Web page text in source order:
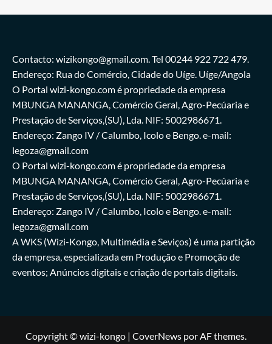
Contacto: wizikongo@gmail.com. Tel 00244 922 722 479.
Endereço: Rua do Comércio, Cidade do Uíge. Uíge/Angola
O Portal wizi-kongo.com é propriedade da empresa
MBUNGA MANANGA, Comércio Geral, Agro-Pecúaria e
Prestação de Serviços,(SU), Lda. NIF: 5002986671.
Endereço: Zango IV / Calumbo, Icolo e Bengo. e-mail:
legoza@gmail.com
O Portal wizi-kongo.com é propriedade da empresa
MBUNGA MANANGA, Comércio Geral, Agro-Pecúaria e
Prestação de Serviços,(SU), Lda. NIF: 5002986671.
Endereço: Zango IV / Calumbo, Icolo e Bengo. e-mail:
legoza@gmail.com
A WKS (Wizi-Kongo, Multimédia e Seviços) é uma partição
da empresa, especializada em Produção e Promoção de
eventos; Anúncios digitais e criação de portais digitais.
Copyright © wizi-kongo | CoverNews por AF themes.